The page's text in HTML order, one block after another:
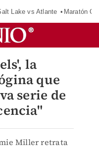
Lake vs Atlante Maratón
la
que
serie de
Miller retrata